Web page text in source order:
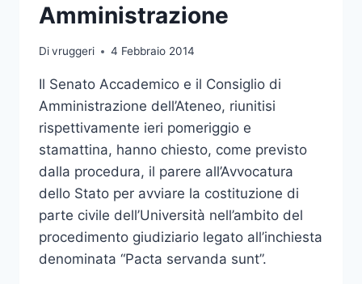
Amministrazione
Divruggeri 4 Febbraio 2014
Il Senato Accademico e il Consiglio di
Amministrazione dell’Ateneo, riunitisi
rispettivamente ieri pomeriggio e
stamattina, hanno chiesto, come previsto
dalla procedura, il parere all’Avvocatura
dello Stato per avviare la costituzione di
parte civile dell’Università nell’ambito del
procedimento giudiziario legato all’inchiesta
denominata “Pacta servanda sunt”.